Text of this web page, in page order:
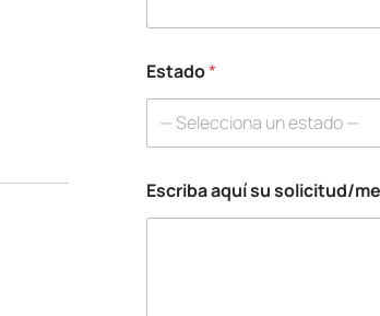
Estado*
— Selecciona un estado —
e
l
Escriba aquí su solicitud/